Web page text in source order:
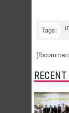
Tags: